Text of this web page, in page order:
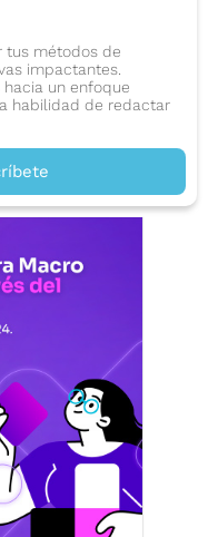
tus métodos de
impactantes.
un enfoque
habilidad de redactar